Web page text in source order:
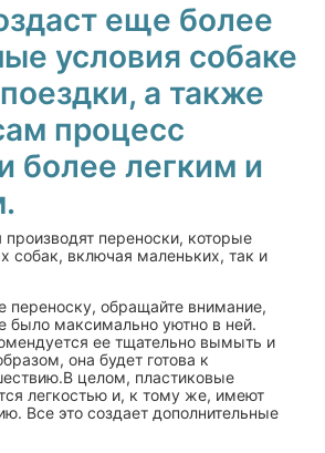
еще более
условия собаке
а также
процесс
более легким и
переноски, которые
собак, включая маленьких, так и
переноску, обращайте внимание,
было максимально уютно в ней.
ее тщательно вымыть и
она будет готова к
целом, пластиковые
легкостью и, к тому же, имеют
Все это создает дополнительные